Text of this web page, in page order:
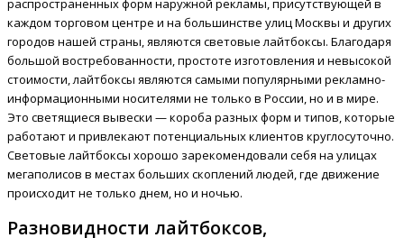
распространенных форм наружной рекламы, присутствующей в
каждом торговом центре и на большинстве улиц Москвы и других
городов нашей страны, являются световые лайтбоксы. Благодаря
большой востребованности, простоте изготовления и невысокой
стоимости, лайтбоксы являются самыми популярными рекламно-
информационными носителями не только в России, но и в мире.
Это светящиеся вывески — короба разных форм и типов, которые
работают и привлекают потенциальных клиентов круглосуточно.
Световые лайтбоксы хорошо зарекомендовали себя на улицах
мегаполисов в местах больших скоплений людей, где движение
происходит не только днем, но и ночью.
Разновидности лайтбоксов,